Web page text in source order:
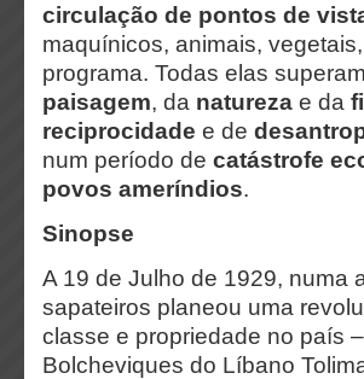
circulação de pontos de
maquínicos, animais,
programa. Todas elas
paisagem, da natureza e da
reciprocidade e de
num período de catástrofe
povos ameríndios.
Sinopse
A 19 de Julho de 1929, numa
sapateiros planeou uma
classe e propriedade no país
Bolcheviques do Líbano